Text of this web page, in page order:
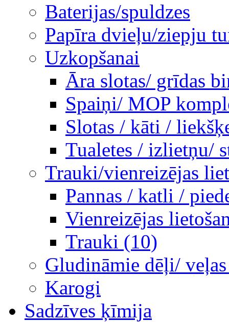
Baterijas/spuldzes
Papīra dvieļu/ziepju
Uzkopšanai
Āra slotas/ grīdas
Spaiņi/ MOP
Slotas / kāti /
Tualetes / izlietņu/
Trauki/vienreizējas
Pannas / katli /
Vienreizējas
Trauki (10)
Gludināmie dēļi/
Karogi
Sadzīves ķīmija